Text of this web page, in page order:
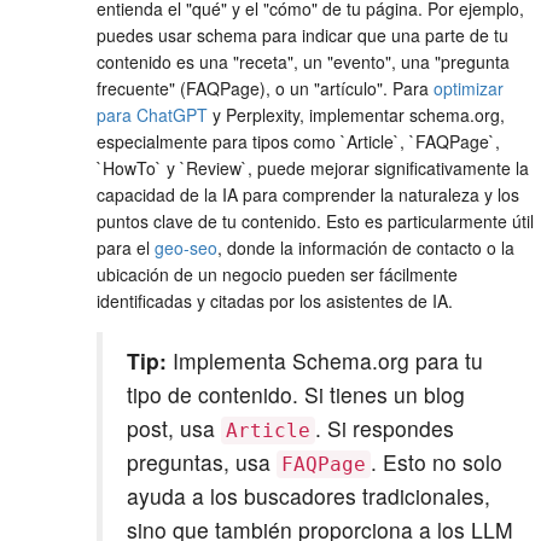
entienda el "qué" y el "cómo" de tu página. Por ejemplo,
puedes usar schema para indicar que una parte de tu
contenido es una "receta", un "evento", una "pregunta
frecuente" (FAQPage), o un "artículo". Para optimizar
para ChatGPT y Perplexity, implementar schema.org,
especialmente para tipos como `Article`, `FAQPage`,
`HowTo` y `Review`, puede mejorar significativamente la
capacidad de la IA para comprender la naturaleza y los
puntos clave de tu contenido. Esto es particularmente útil
para el geo-seo, donde la información de contacto o la
ubicación de un negocio pueden ser fácilmente
identificadas y citadas por los asistentes de IA.
Tip: Implementa Schema.org para tu
tipo de contenido. Si tienes un blog
post, usa Article . Si respondes
preguntas, usa FAQPage . Esto no solo
ayuda a los buscadores tradicionales,
sino que también proporciona a los LLM